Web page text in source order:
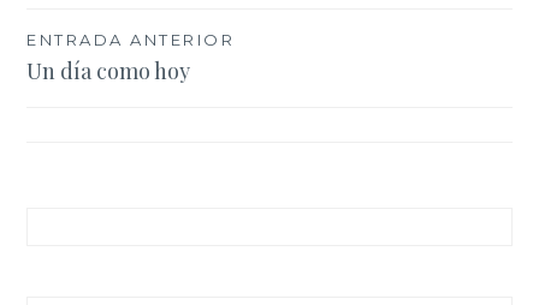
Navegación
de
ENTRADA ANTERIOR
Un día como hoy